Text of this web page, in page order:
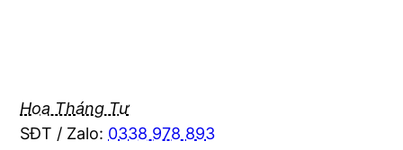
Hoa Tháng Tư
SĐT / Zalo: 0338 978 893